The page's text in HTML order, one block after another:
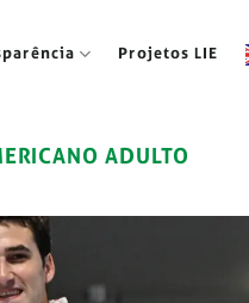
Projetos LIE
ADULTO